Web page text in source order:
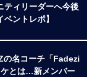
ティリーダーへ今後
ントレポ】
の名コーチ「Fadezi
とは…新メンバー